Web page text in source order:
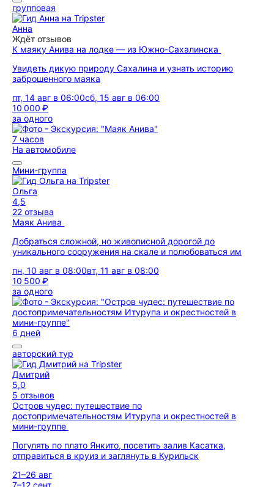
групповая
Анна
Ждёт отзывов
К маяку Анива на лодке — из Южно-Сахалинска
Увидеть дикую природу Сахалина и узнать историю
заброшенного маяка
пт, 14 авг в 06:00сб, 15 авг в 06:00
10 000 ₽
за одного
7 часов
На автомобиле
Мини-группа
Ольга
4,5
22 отзыва
Маяк Анива
Добраться сложной, но живописной дорогой до
уникального сооружения на скале и полюбоваться им
пн, 10 авг в 08:00вт, 11 авг в 08:00
10 500 ₽
за одного
6 дней
авторский тур
Дмитрий
5,0
5 отзывов
Остров чудес: путешествие по
достопримечательностям Итурупа и окрестностей в
мини-группе
Погулять по плато Янкито, посетить залив Касатка,
отправиться в круиз и заглянуть в Курильск
21–26 авг
7–12 сент